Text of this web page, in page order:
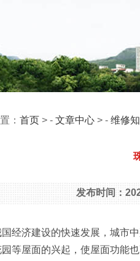
： 首页 > - 文章中心 > - 维修
发布时间：
经济建设的快速发展，城市
等屋面的兴起，使屋面功能